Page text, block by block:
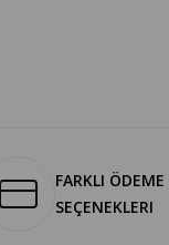
FARKLI ÖDEME
SEÇENEKLERI